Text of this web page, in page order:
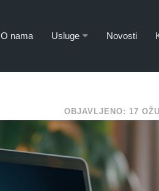
O nama Usluge Novosti
OBJAVLJENO: 17